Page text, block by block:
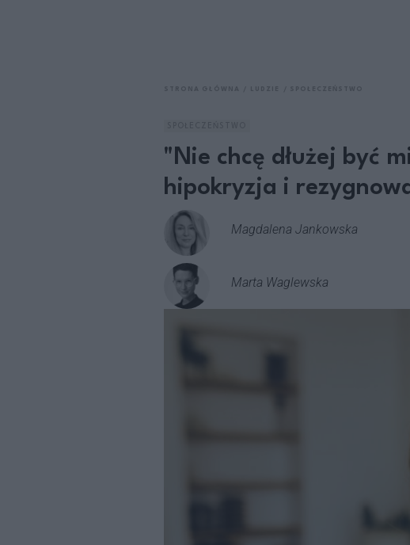
"Nie chcę dłużej być
hipokryzja i
Magdalena Jankowska
Marta Waglewska